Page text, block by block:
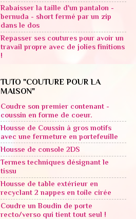
Rabaisser la taille d'un pantalon -
bernuda - short fermé par un zip
dans le dos
Repasser ses coutures pour avoir un
travail propre avec de jolies finitions
!
TUTO "COUTURE POUR LA
MAISON"
Coudre son premier contenant -
coussin en forme de coeur.
Housse de Coussin à gros motifs
avec une fermeture en portefeuille
Housse de console 2DS
Termes techniques désignant le
tissu
Housse de table extérieur en
recyclant 2 nappes en toile cirée
Coudre un Boudin de porte
recto/verso qui tient tout seul !